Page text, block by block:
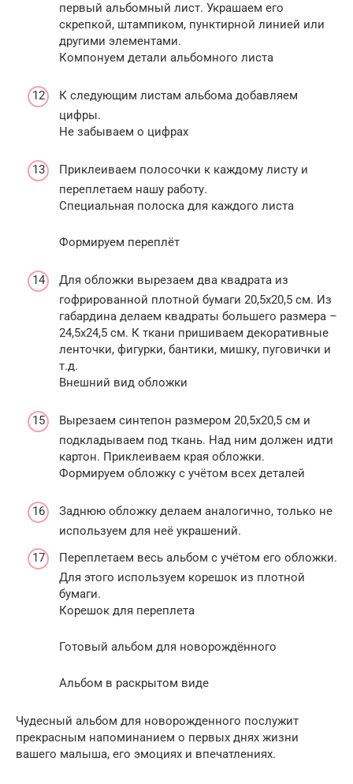
первый альбомный лист. Украшаем его
скрепкой, штампиком, пунктирной линией или
другими элементами.
Компонуем детали альбомного листа
К следующим листам альбома добавляем
цифры.
Не забываем о цифрах
Приклеиваем полосочки к каждому листу и
переплетаем нашу работу.
Специальная полоска для каждого листа
Формируем переплёт
Для обложки вырезаем два квадрата из
гофрированной плотной бумаги 20,5х20,5 см. Из
габардина делаем квадраты большего размера –
24,5х24,5 см. К ткани пришиваем декоративные
ленточки, фигурки, бантики, мишку, пуговички и
т.д.
Внешний вид обложки
Вырезаем синтепон размером 20,5х20,5 см и
подкладываем под ткань. Над ним должен идти
картон. Приклеиваем края обложки.
Формируем обложку с учётом всех деталей
Заднюю обложку делаем аналогично, только не
используем для неё украшений.
Переплетаем весь альбом с учётом его обложки.
Для этого используем корешок из плотной
бумаги.
Корешок для переплета
Готовый альбом для новорождённого
Альбом в раскрытом виде
Чудесный альбом для новорожденного послужит
прекрасным напоминанием о первых днях жизни
вашего малыша, его эмоциях и впечатлениях.